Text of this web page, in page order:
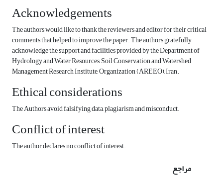
Acknowledgements
The authors would like to thank the reviewers and editor for their critical
comments that helped to improve the paper. The authors gratefully
acknowledge the support and facilities provided by the Department of
Hydrology and Water Resources, Soil Conservation and Watershed
Management Research Institute, Organization (AREEO), Iran.
Ethical considerations
The Authors avoid falsifying data, plagiarism and misconduct.
Conflict of interest
The author declares no conflict of interest.
مراجع